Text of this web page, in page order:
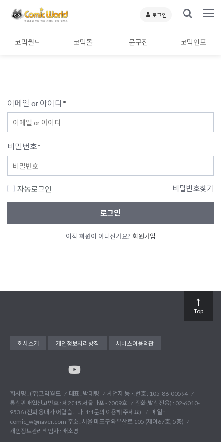
로그인
코믹월드 코믹몰 문구전 코믹인포
이메일 or 아이디 *
비밀번호*
자동로그인 비밀번호찾기
로그인
아직 회원이 아니신가요? 회원가입
회사소개 개인정보처리방침 서비스이용약관
회사명 : (주)코믹월드 대표 : 박대령
사업자 등록번호 : 105-86-00594
통신판매업신고번호 : 제2015 서울마포 - 2009호
전화(발신전용) : 02-6010-
9536 (전화 응대가 어렵습니다. 1:1문의 이용해 주세요)
메일 :
comic_w@naver.com 주소 : 서울 마포구 와우산로 105 (제이67호, 5층)
개인정보관리책임자 : 배소영
Top